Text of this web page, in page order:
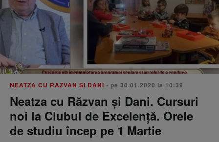
NEATZA CU RAZVAN SI DANI • pe 30.01.2020 la 10:39
Neatza cu Răzvan și Dani. Cursuri
noi la Clubul de Excelență. Orele
de studiu încep pe 1 Martie